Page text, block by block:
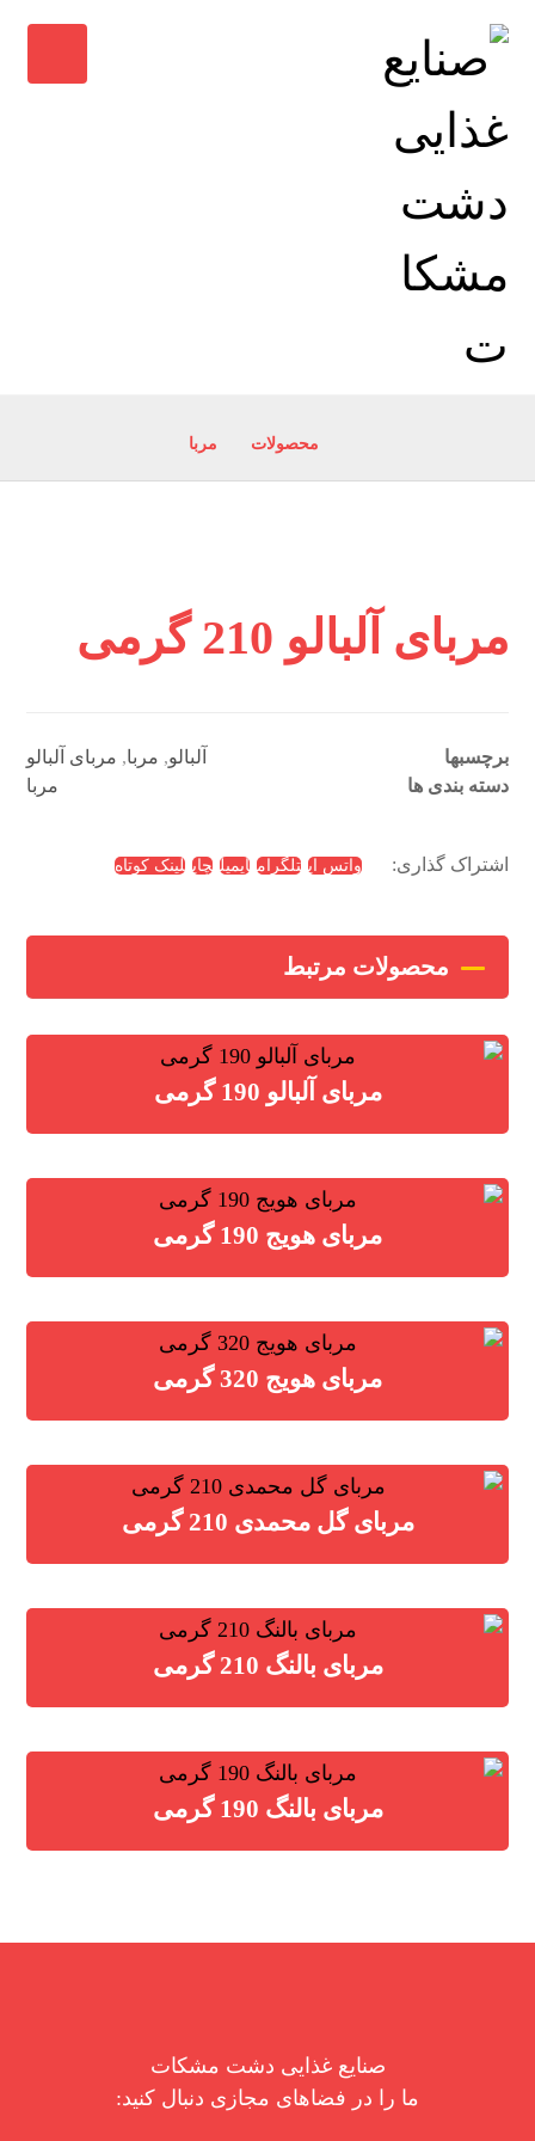
محصولات مربا
مربای آلبالو 210 گرمی
برچسبها آلبالو, مربا, مربای آلبالو
دسته بندی ها
مربا
واتس اپ تلگرام ایمیل چاپ لینک کوتاه
محصولات مرتبط
مربای آلبالو 190 گرمی
مربای هویج 190 گرمی
مربای هویج 320 گرمی
مربای گل محمدی 210 گرمی
مربای بالنگ 210 گرمی
مربای بالنگ 190 گرمی
صنایع غذایی دشت مشکات
ما را در فضاهای مجازی دنبال کنید: